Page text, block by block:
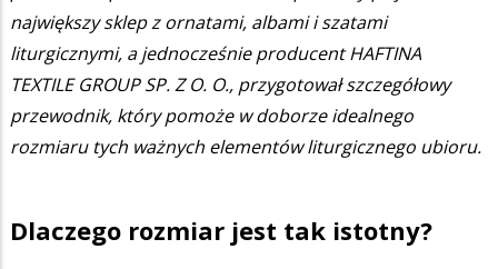
największy sklep z ornatami, albami i szatami
liturgicznymi, a jednocześnie producent HAFTINA
TEXTILE GROUP SP. Z O. O., przygotował szczegółowy
przewodnik, który pomoże w doborze idealnego
rozmiaru tych ważnych elementów liturgicznego ubioru.
Dlaczego rozmiar jest tak istotny?